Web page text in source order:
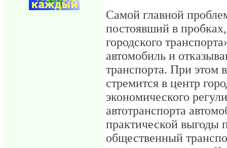
Самой главной
постоявший в
городского
автомобиль и
транспорта. При этом
стремится в центр
экономического
автотранспорта
практической выгоды
общественный